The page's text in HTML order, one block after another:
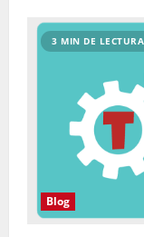
3 MIN DE LECTURA
Blog